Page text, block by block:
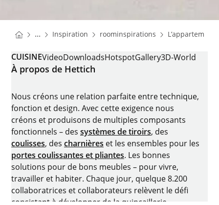
You are here:
HomepageInspiration Homepage
roominspirations Homepage
CUISINEVideoDownloadsHotspotGallery3D-World
À propos de Hettich
Nous créons une relation parfaite entre technique,
fonction et design. Avec cette exigence nous
créons et produisons de multiples composants
fonctionnels – des systèmes de tiroirs , des
coulisses , des charnières et les ensembles pour les
portes coulissantes et pliantes . Les bonnes
solutions pour de bons meubles – pour vivre,
travailler et habiter. Chaque jour, quelque 8.200
collaboratrices et collaborateurs relèvent le défi
consistant à développer de la quincaillerie